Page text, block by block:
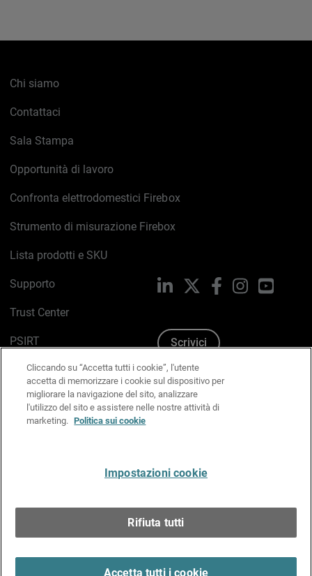
Chi siamo
Contattaci
Sala Stampa
Opportunità di lavoro
Confronta elettrodomestici Firebox
Strumento di misurazione Firebox
Lista prodotti e SKU
Supporto
Trust Center
PSIRT
Politica sui cookie
Informativa sulla privacy
Kit Media & Brand
LinkedIn FacebookInstagram
Scrivici
Cliccando su “Accetta tutti i cookie”, l'utente
accetta di memorizzare i cookie sul dispositivo per
migliorare la navigazione del sito, analizzare
l'utilizzo del sito e assistere nelle nostre attività di
marketing. Politica sui cookie
Impostazioni cookie
Rifiuta tutti
Accetta tutti i cookie